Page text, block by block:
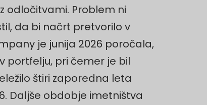
odločitvami. Problem ni
da bi načrt pretvorilo v
je junija 2026 poročala,
portfelju, pri čemer je bil
štiri zaporedna leta
Daljše obdobje imetništva